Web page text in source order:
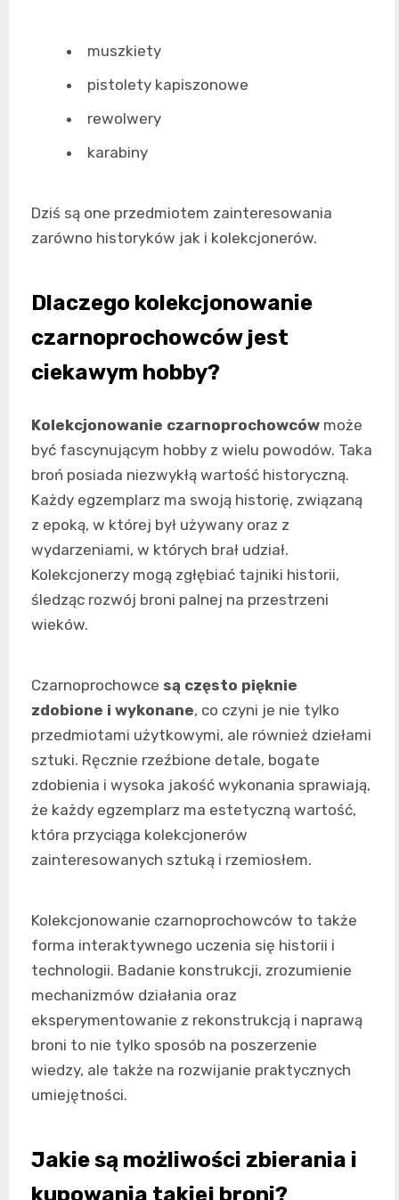
muszkiety
pistolety kapiszonowe
rewolwery
karabiny
Dziś są one przedmiotem zainteresowania
zarówno historyków jak i kolekcjonerów.
Dlaczego kolekcjonowanie
czarnoprochowców jest
ciekawym hobby?
Kolekcjonowanie czarnoprochowców może
być fascynującym hobby z wielu powodów. Taka
broń posiada niezwykłą wartość historyczną.
Każdy egzemplarz ma swoją historię, związaną
z epoką, w której był używany oraz z
wydarzeniami, w których brał udział.
Kolekcjonerzy mogą zgłębiać tajniki historii,
śledząc rozwój broni palnej na przestrzeni
wieków.
Czarnoprochowce są często pięknie
zdobione i wykonane, co czyni je nie tylko
przedmiotami użytkowymi, ale również dziełami
sztuki. Ręcznie rzeźbione detale, bogate
zdobienia i wysoka jakość wykonania sprawiają,
że każdy egzemplarz ma estetyczną wartość,
która przyciąga kolekcjonerów
zainteresowanych sztuką i rzemiosłem.
Kolekcjonowanie czarnoprochowców to także
forma interaktywnego uczenia się historii i
technologii. Badanie konstrukcji, zrozumienie
mechanizmów działania oraz
eksperymentowanie z rekonstrukcją i naprawą
broni to nie tylko sposób na poszerzenie
wiedzy, ale także na rozwijanie praktycznych
umiejętności.
Jakie są możliwości zbierania i
kupowania takiej broni?